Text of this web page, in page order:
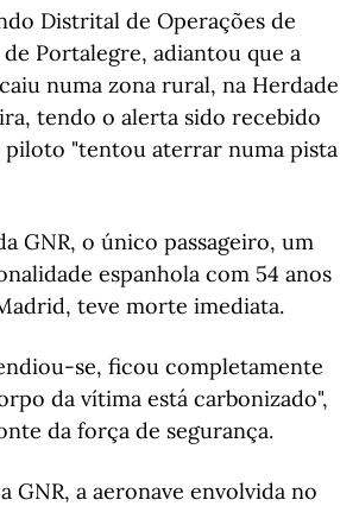
Distrital de Operações de
de Portalegre, adiantou que a
numa zona rural, na Herdade
tendo o alerta sido recebido
piloto "tentou aterrar numa pista
GNR, o único passageiro, um
espanhola com 54 anos
teve morte imediata.
se, ficou completamente
da vítima está carbonizado",
da força de segurança.
GNR, a aeronave envolvida no